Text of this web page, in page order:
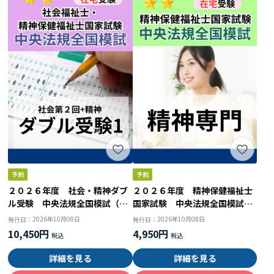
２０２６年度 社会・精神ダブ
ル受験 中央法規全国模試（社
会専門２回目＋共通科目２回目
＋精神専門）
発行日：2026年10月08日
10,450円
詳細を見る
２０２６年度 精神保健福祉士
国家試験 中央法規全国模試
（精神専門）
発行日： 2026年10月08日
4,950円
詳細を見る